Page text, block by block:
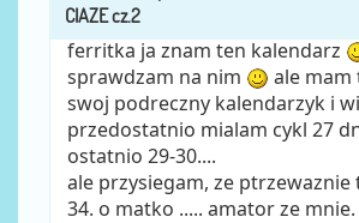
ferritka ja znam ten kalendarz
sprawdzam na nim
ale mam
swoj podreczny kalendarzyk i
przedostatnio mialam cykl 27
ostatnio 29-30....
ale przysiegam, ze ptrzewaznie
34. o matko ..... amator ze mnie.